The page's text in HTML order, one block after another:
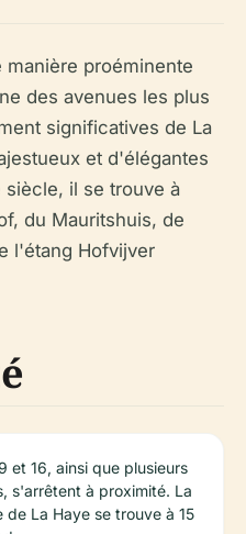
proéminente
des avenues les plus
significatives de La
et d'élégantes
siècle, il se trouve à
du Mauritshuis, de
l'étang Hofvijver
et 16, ainsi que plusieurs
s'arrêtent à proximité. La
de La Haye se trouve à 15